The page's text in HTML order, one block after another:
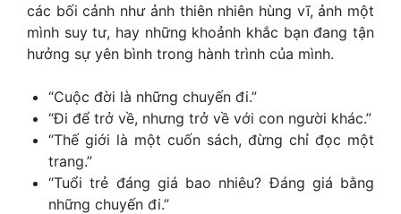
các bối cảnh như ảnh thiên nhiên hùng vĩ, ảnh một
mình suy tư, hay những khoảnh khắc bạn đang tận
hưởng sự yên bình trong hành trình của mình.
“Cuộc đời là những chuyến đi.”
“Đi để trở về, nhưng trở về với con người khác.”
“Thế giới là một cuốn sách, đừng chỉ đọc một
trang.”
“Tuổi trẻ đáng giá bao nhiêu? Đáng giá bằng
những chuyến đi.”